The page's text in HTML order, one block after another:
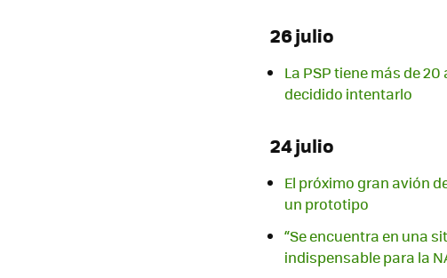
26 julio
La PSP tiene más de
decidido intentarlo
24 julio
El próximo gran avión
un prototipo
“Se encuentra en una
indispensable para la